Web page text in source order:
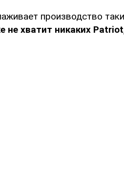
производство
не хватит никаких